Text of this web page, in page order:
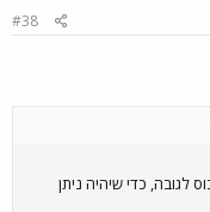
#38
לגובה, כדי שיהיה ניתן